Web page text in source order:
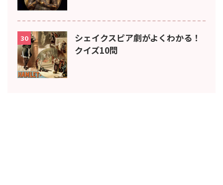
30
シェイクスピア劇がよくわかる！
クイズ10問